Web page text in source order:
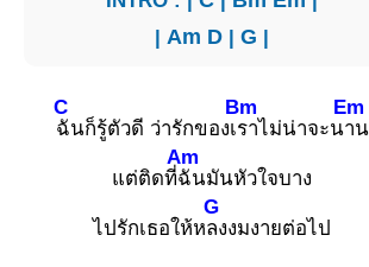
| Am D |G |
C
ฉันก็รู้ตัวดี ว่ารักของเ
Bm
ราไม่น่าจะน
Em
าน
แต่ติดที่
Am
ฉันมันหัวใจบาง
ไปรักเธอให้ห
G
ลงงมงายต่อไป